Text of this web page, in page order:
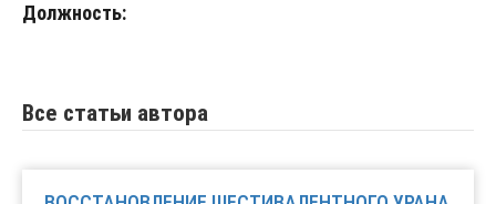
Должность:
Все статьи автора